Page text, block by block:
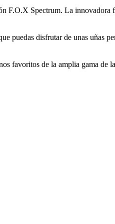
F.O.X Spectrum. La
puedas disfrutar de unas uñas
favoritos de la amplia gama